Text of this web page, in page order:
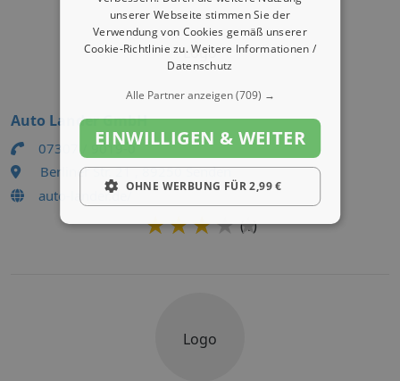
Logo
Auto Lander GmbH
07307 / 9019-0
Berliner Str. 21 , 89250 Senden
auto-lander.de/
★★★★★
★★★★★
(1)
Logo
unserer Webseite stimmen Sie der
Verwendung von Cookies gemäß unserer
Cookie-Richtlinie zu.Weitere Informationen /
Datenschutz
Alle Partner anzeigen(709) →
EINWILLIGEN & WEITER
OHNE WERBUNG FÜR 2,99 €